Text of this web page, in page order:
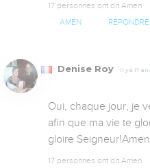
17 personnes ont dit Amen
AMEN RÉPONDRE
Denise Roy Il y a 17
Oui, chaque jour, je
afin que ma vie te
gloire
17 personnes ont dit Amen